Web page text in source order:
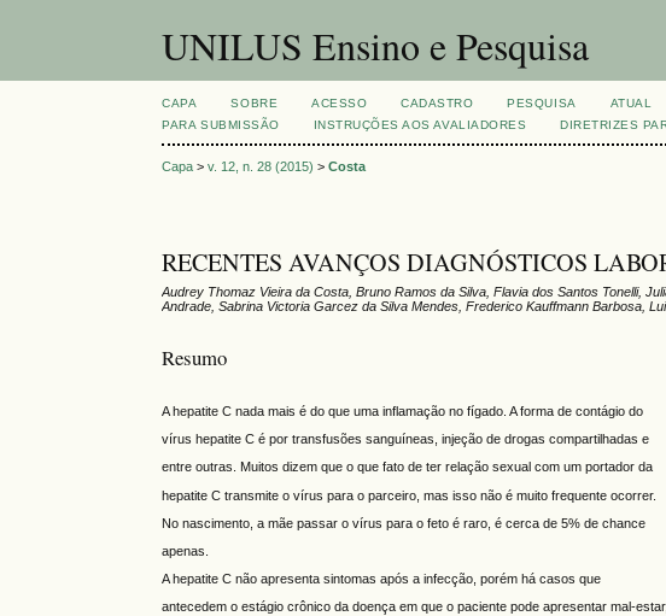
UNILUS Ensino e Pesquisa
CAPA SOBRE ACESSO CADASTRO PESQUISA ATUAL
PARA SUBMISSÃO
INSTRUÇÕES AOS AVALIADORES DIRETRIZES
Capa >v. 12, n. 28 (2015) >Costa
RECENTES AVANÇOS DIAGNÓSTICOS
Audrey Thomaz Vieira da Costa, Bruno Ramos da Silva, Flavia dos Santos Tonelli,
Andrade, Sabrina Victoria Garcez da Silva Mendes, Frederico Kauffmann Barbosa,
Resumo
A hepatite C nada mais é do que uma inflamação no fígado. A forma de contágio do
vírus hepatite C é por transfusões sanguíneas, injeção de drogas compartilhadas e
entre outras. Muitos dizem que o que fato de ter relação sexual com um portador da
hepatite C transmite o vírus para o parceiro, mas isso não é muito frequente ocorrer.
No nascimento, a mãe passar o vírus para o feto é raro, é cerca de 5% de chance
apenas.
A hepatite C não apresenta sintomas após a infecção, porém há casos que
antecedem o estágio crônico da doença em que o paciente pode apresentar mal-estar,